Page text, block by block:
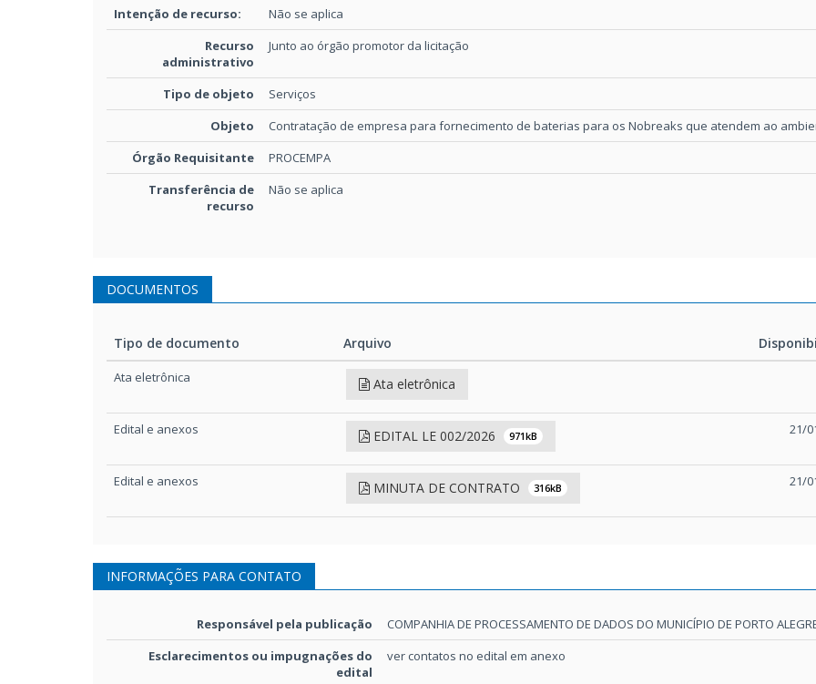
Intenção de recurso:
Não se aplica
Recurso
administrativo
Junto ao órgão promotor da licitação
Tipo de objeto
Serviços
Objeto
Contratação de empresa para fornecimento de baterias para os Nobreaks que atendem ao
Órgão Requisitante
PROCEMPA
Transferência de
recurso
Não se aplica
DOCUMENTOS
Tipo de documento Arquivo
Tipo de documento
Ata eletrônica Ata eletrônica
Edital e anexos EDITAL LE 002/2026 971kB 21/
Edital e anexos MINUTA DE CONTRATO 316kB 21/
INFORMAÇÕES PARA CONTATO
Responsável pela publicação
COMPANHIA DE PROCESSAMENTO DE DADOS DO MUNICÍPIO DE PORTO
Esclarecimentos ou impugnações do
edital
ver contatos no edital em anexo